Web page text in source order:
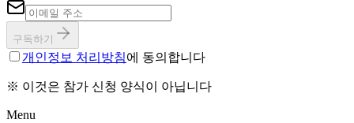
구독하기
개인정보 처리방침에 동의합니다
※ 이것은 참가 신청 양식이 아닙니다
Menu